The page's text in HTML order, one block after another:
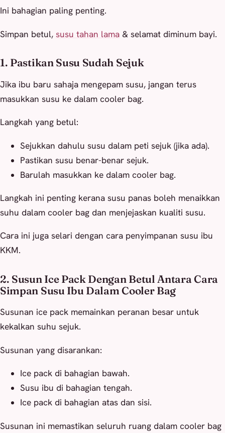
Ini bahagian paling penting.
Simpan betul, susu tahan lama & selamat diminum bayi.
1. Pastikan Susu Sudah Sejuk
Jika ibu baru sahaja mengepam susu, jangan terus
masukkan susu ke dalam cooler bag.
Langkah yang betul:
Sejukkan dahulu susu dalam peti sejuk (jika ada).
Pastikan susu benar-benar sejuk.
Barulah masukkan ke dalam cooler bag.
Langkah ini penting kerana susu panas boleh menaikkan
suhu dalam cooler bag dan menjejaskan kualiti susu.
Cara ini juga selari dengan cara penyimpanan susu ibu
KKM.
2. Susun Ice Pack Dengan Betul Antara Cara
Simpan Susu Ibu Dalam Cooler Bag
Susunan ice pack memainkan peranan besar untuk
kekalkan suhu sejuk.
Susunan yang disarankan:
Ice pack di bahagian bawah.
Susu ibu di bahagian tengah.
Ice pack di bahagian atas dan sisi.
Susunan ini memastikan seluruh ruang dalam cooler bag